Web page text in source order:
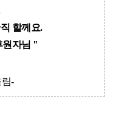
할께요.
원자님 "
-